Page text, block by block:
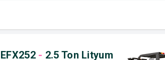
EFX252- 2.5 Ton Lityum